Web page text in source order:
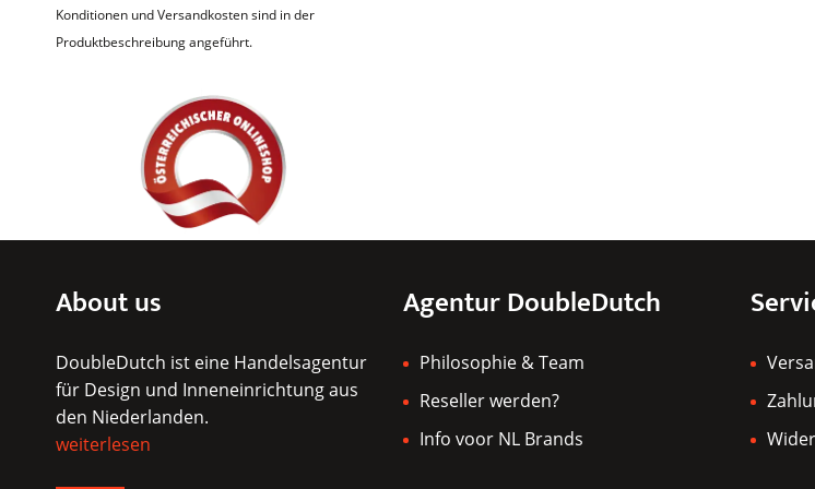
Konditionen und Versandkosten sind in der
Produktbeschreibung angeführt.
About us
DoubleDutch ist eine Handelsagentur
für Design und Inneneinrichtung aus
den Niederlanden.
weiterlesen
Agentur DoubleDutch
Philosophie & Team
Reseller werden?
Info voor NL Brands